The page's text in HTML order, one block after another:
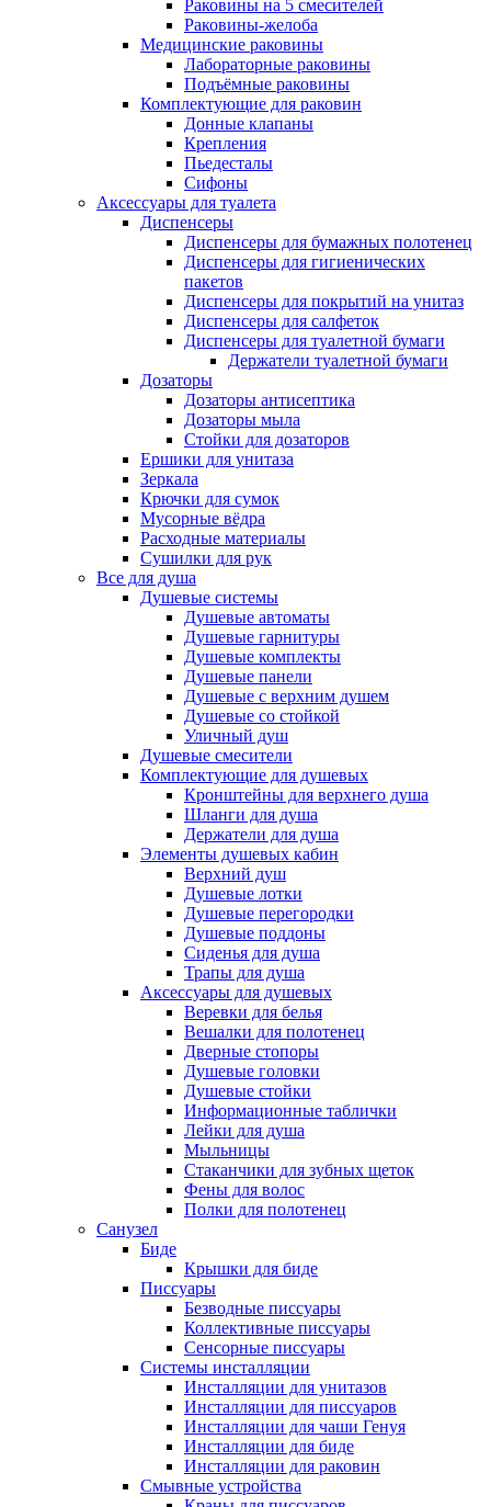
Раковины на 5 смесителей
Раковины-желоба
Медицинские раковины
Лабораторные раковины
Подъёмные раковины
Комплектующие для раковин
Донные клапаны
Крепления
Пьедесталы
Сифоны
Аксессуары для туалета
Диспенсеры
Диспенсеры для бумажных полотенец
Диспенсеры для гигиенических
пакетов
Диспенсеры для покрытий на унитаз
Диспенсеры для салфеток
Диспенсеры для туалетной бумаги
Держатели туалетной бумаги
Дозаторы
Дозаторы антисептика
Дозаторы мыла
Стойки для дозаторов
Ершики для унитаза
Зеркала
Крючки для сумок
Мусорные вёдра
Расходные материалы
Сушилки для рук
Все для душа
Душевые системы
Душевые автоматы
Душевые гарнитуры
Душевые комплекты
Душевые панели
Душевые с верхним душем
Душевые со стойкой
Уличный душ
Душевые смесители
Комплектующие для душевых
Кронштейны для верхнего душа
Шланги для душа
Держатели для душа
Элементы душевых кабин
Верхний душ
Душевые лотки
Душевые перегородки
Душевые поддоны
Сиденья для душа
Трапы для душа
Аксессуары для душевых
Веревки для белья
Вешалки для полотенец
Дверные стопоры
Душевые головки
Душевые стойки
Информационные таблички
Лейки для душа
Мыльницы
Стаканчики для зубных щеток
Фены для волос
Полки для полотенец
Санузел
Биде
Крышки для биде
Писсуары
Безводные писсуары
Коллективные писсуары
Сенсорные писсуары
Системы инсталляции
Инсталляции для унитазов
Инсталляции для писсуаров
Инсталляции для чаши Генуя
Инсталляции для биде
Инсталляции для раковин
Смывные устройства